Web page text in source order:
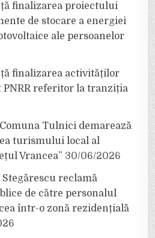
finalizarea proiectului
de stocare a energiei
ale persoanelor
finalizarea activităților
referitor la tranziția
Tulnici demarează
turismului local al
Vrancea” 30/06/2026
reclamă
de către personalul
într-o zonă rezidențială